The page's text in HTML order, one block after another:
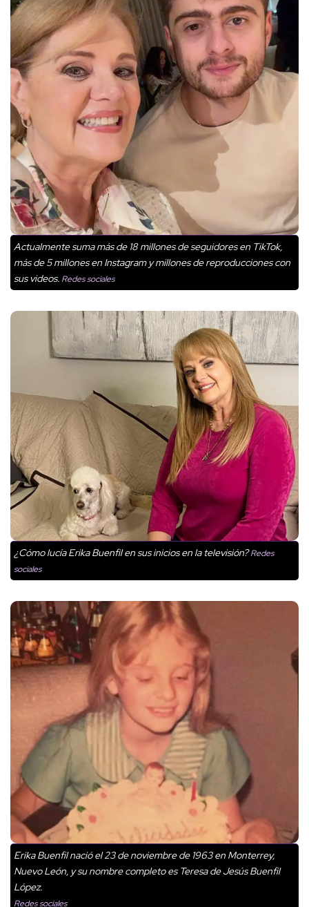
Actualmente suma más de 18 millones de seguidores en TikTok,
más de 5 millones en Instagram y millones de reproducciones con
sus videos. Redes sociales
¿Cómo lucía Erika Buenfil en sus inicios en la televisión?Redes
sociales
Erika Buenfil nació el 23 de noviembre de 1963 en Monterrey,
Nuevo León, y su nombre completo es Teresa de Jesús Buenfil
López.
Redes sociales